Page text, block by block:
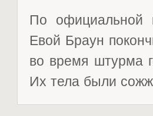
По официальной
Евой Браун
во время штурма
Их тела были